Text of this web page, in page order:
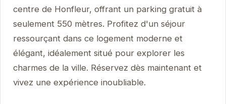
centre de Honfleur, offrant un parking gratuit à
seulement 550 mètres. Profitez d'un séjour
ressourçant dans ce logement moderne et
élégant, idéalement situé pour explorer les
charmes de la ville. Réservez dès maintenant et
vivez une expérience inoubliable.